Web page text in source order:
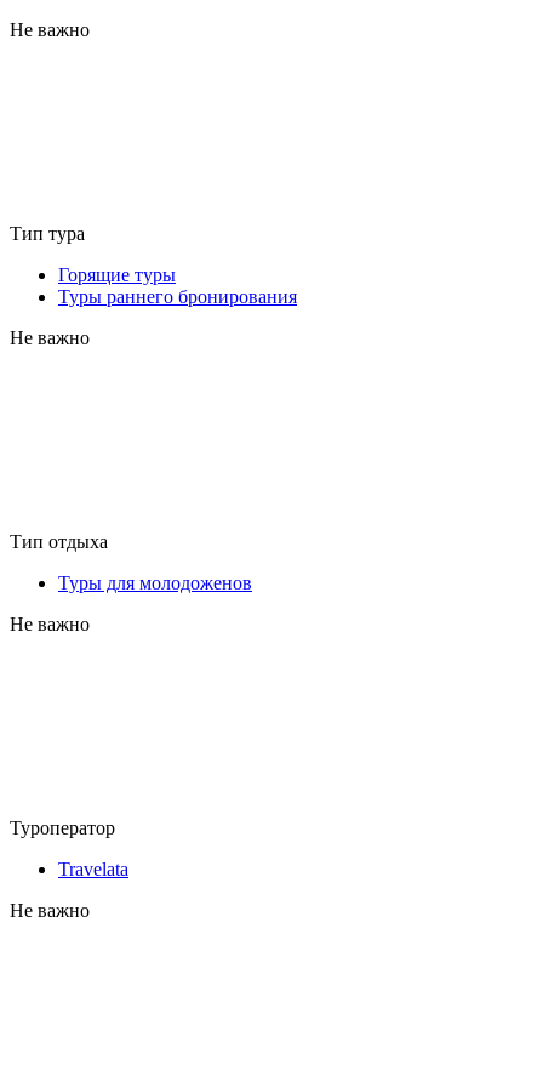
Не важно
Тип тура
Горящие туры
Туры раннего бронирования
Не важно
Тип отдыха
Туры для молодоженов
Не важно
Туроператор
Travelata
Не важно